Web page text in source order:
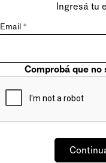
Ingresá tu
Email *
Comprobá que no